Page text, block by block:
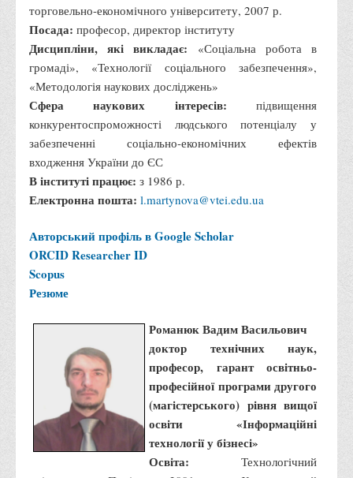
Реклами та зв'язків з громадськістю
Наукової роботи та міжнародної співпраці
Здобутки студентів
Матеріали наукових конференцій та вебінарів
Міжнародна діяльність
Закордонні партнери
Програми подвійного диплому
Програми стажування (міжнародна практика)
Корисні посилання
Навчально-методичний
Технічних засобів навчання
Редакційно-видавничий
Центри
Розвитку кар’єри
Ресурсний центр зі сталого розвитку
Моніторингу якості освітнього процесу та інноваційного
торговельно-економічного університету, 2007 р.
Посада: професор, директор інституту
Дисципліни, які викладає:
«Соціальна робота в
громаді», «Технології соціального забезпечення»,
«Методологія наукових досліджень»
Сфера наукових інтересів:
підвищення
конкурентоспроможності людського потенціалу у
забезпеченні соціально-економічних ефектів
входження України до ЄС
В інституті працює: з 1986 р.
Електронна пошта: l.martynova@vtei.edu.ua
Авторський профіль в Google Scholar
ORCIDResearcher ID
Scopus
Резюме
Романюк Вадим Васильович
доктор технічних наук,
професор, гарант освітньо-
професійної програми другого
(магістерського) рівня вищої
освіти «Інформаційні
технології у бізнесі»
Освіта: Технологічний